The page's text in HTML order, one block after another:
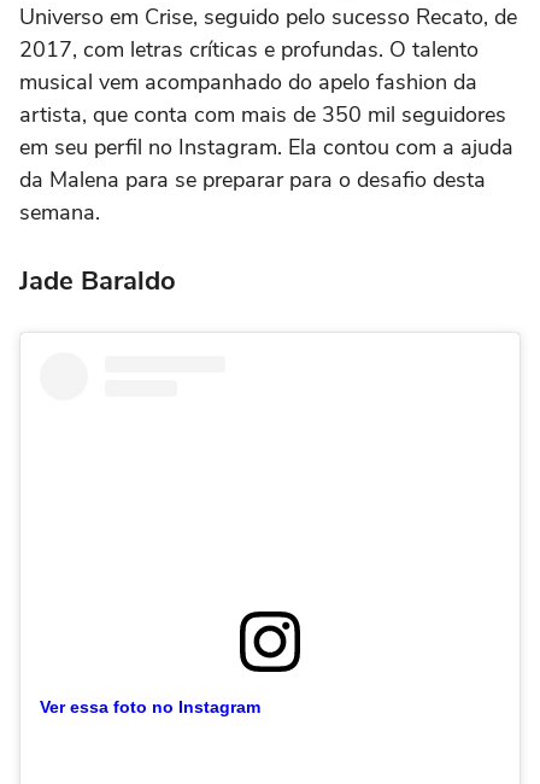
Universo em Crise, seguido pelo sucesso Recato, de
2017, com letras críticas e profundas. O talento
musical vem acompanhado do apelo fashion da
artista, que conta com mais de 350 mil seguidores
em seu perfil no Instagram. Ela contou com a ajuda
da Malena para se preparar para o desafio desta
semana.
Jade Baraldo
Ver essa foto no Instagram